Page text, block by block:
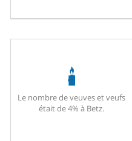
Le nombre de veuves et veufs
était de 4% à Betz.